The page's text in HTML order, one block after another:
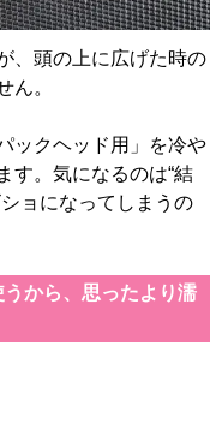
、頭の上に広げた時の
ん。
ックヘッド用」を冷や
す。気になるのは“結
ョになってしまうの
うから、思ったより濡